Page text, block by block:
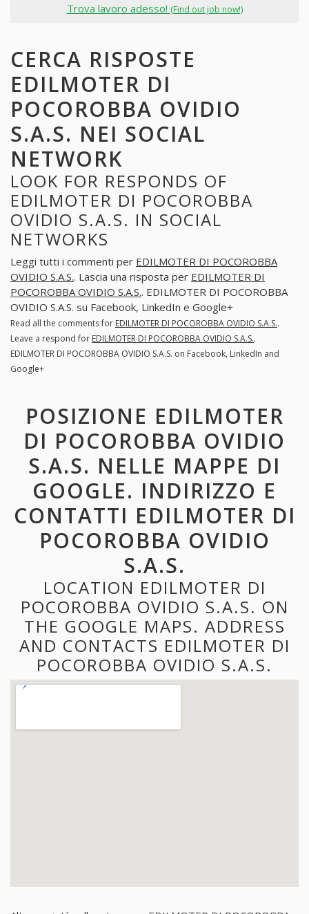
Trova lavoro adesso! (Find out job now!)
CERCA RISPOSTE
EDILMOTER DI
POCOROBBA OVIDIO
S.A.S. NEI SOCIAL
NETWORK
LOOK FOR RESPONDS OF
EDILMOTER DI POCOROBBA
OVIDIO S.A.S. IN SOCIAL
NETWORKS
Leggi tutti i commenti per EDILMOTER DI POCOROBBA
OVIDIO S.A.S.. Lascia una risposta per EDILMOTER DI
POCOROBBA OVIDIO S.A.S.. EDILMOTER DI POCOROBBA
OVIDIO S.A.S. su Facebook, LinkedIn e Google+
Read all the comments for EDILMOTER DI POCOROBBA OVIDIO S.A.S..
Leave a respond for EDILMOTER DI POCOROBBA OVIDIO S.A.S..
EDILMOTER DI POCOROBBA OVIDIO S.A.S. on Facebook, LinkedIn and
Google+
POSIZIONE EDILMOTER
DI POCOROBBA OVIDIO
S.A.S. NELLE MAPPE DI
GOOGLE. INDIRIZZO E
CONTATTI EDILMOTER DI
POCOROBBA OVIDIO
S.A.S.
LOCATION EDILMOTER DI
POCOROBBA OVIDIO S.A.S. ON
THE GOOGLE MAPS. ADDRESS
AND CONTACTS EDILMOTER DI
POCOROBBA OVIDIO S.A.S.